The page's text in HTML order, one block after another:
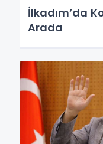
İlkadım’da
Arada